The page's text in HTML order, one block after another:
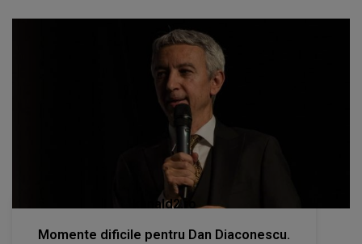
kanald2.ro
Momente dificile pentru Dan Diaconescu.